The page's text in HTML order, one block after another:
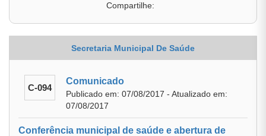
Compartilhe:
Secretaria Municipal De Saúde
C-094
Comunicado
Publicado em: 07/08/2017 - Atualizado em:
07/08/2017
Conferência municipal de saúde e abertura de